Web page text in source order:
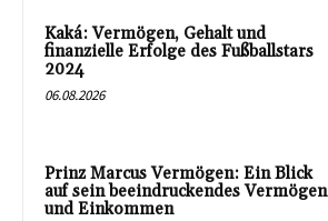
Kaká: Vermögen, Gehalt und
finanzielle Erfolge des Fußballstars
2024
06.08.2026
Prinz Marcus Vermögen: Ein Blick
auf sein beeindruckendes Vermögen
und Einkommen